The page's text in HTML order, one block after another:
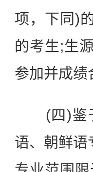
项，下同)
的考生;生
参加并成绩
(四)鉴于
语、朝鲜语